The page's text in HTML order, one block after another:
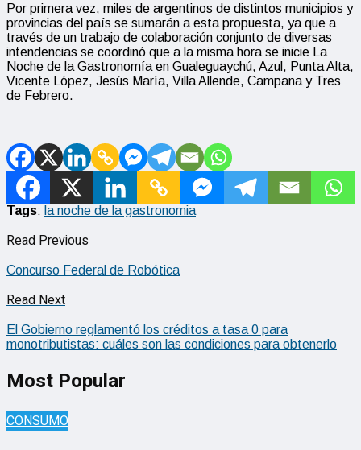
Por primera vez, miles de argentinos de distintos municipios y
provincias del país se sumarán a esta propuesta, ya que a
través de un trabajo de colaboración conjunto de diversas
intendencias se coordinó que a la misma hora se inicie La
Noche de la Gastronomía en Gualeguaychú, Azul, Punta Alta,
Vicente López, Jesús María, Villa Allende, Campana y Tres
de Febrero.
Tags: la noche de la gastronomia
Read Previous
Concurso Federal de Robótica
Read Next
El Gobierno reglamentó los créditos a tasa 0 para
monotributistas: cuáles son las condiciones para obtenerlo
Most Popular
CONSUMO